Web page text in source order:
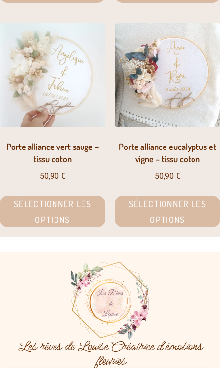
Porte alliance vert sauge –
tissu coton
50,90 €
SÉLECTIONNER LES
OPTIONS
Porte alliance eucalyptus et
vigne – tissu coton
50,90 €
SÉLECTIONNER LES
OPTIONS
Les rêves de Louise Créatrice d'émotions
fleuries